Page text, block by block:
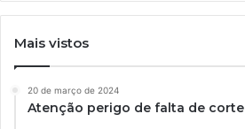
Mais vistos
20 de março de 2024
Atenção perigo de falta de corte